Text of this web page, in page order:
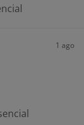
1 ago